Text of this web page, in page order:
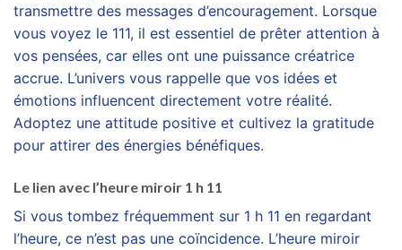
transmettre des messages d’encouragement. Lorsque
vous voyez le 111, il est essentiel de prêter attention à
vos pensées, car elles ont une puissance créatrice
accrue. L’univers vous rappelle que vos idées et
émotions influencent directement votre réalité.
Adoptez une attitude positive et cultivez la gratitude
pour attirer des énergies bénéfiques.
Le lien avec l’heure miroir 1 h 11
Si vous tombez fréquemment sur 1 h 11 en regardant
l’heure, ce n’est pas une coïncidence. L’heure miroir